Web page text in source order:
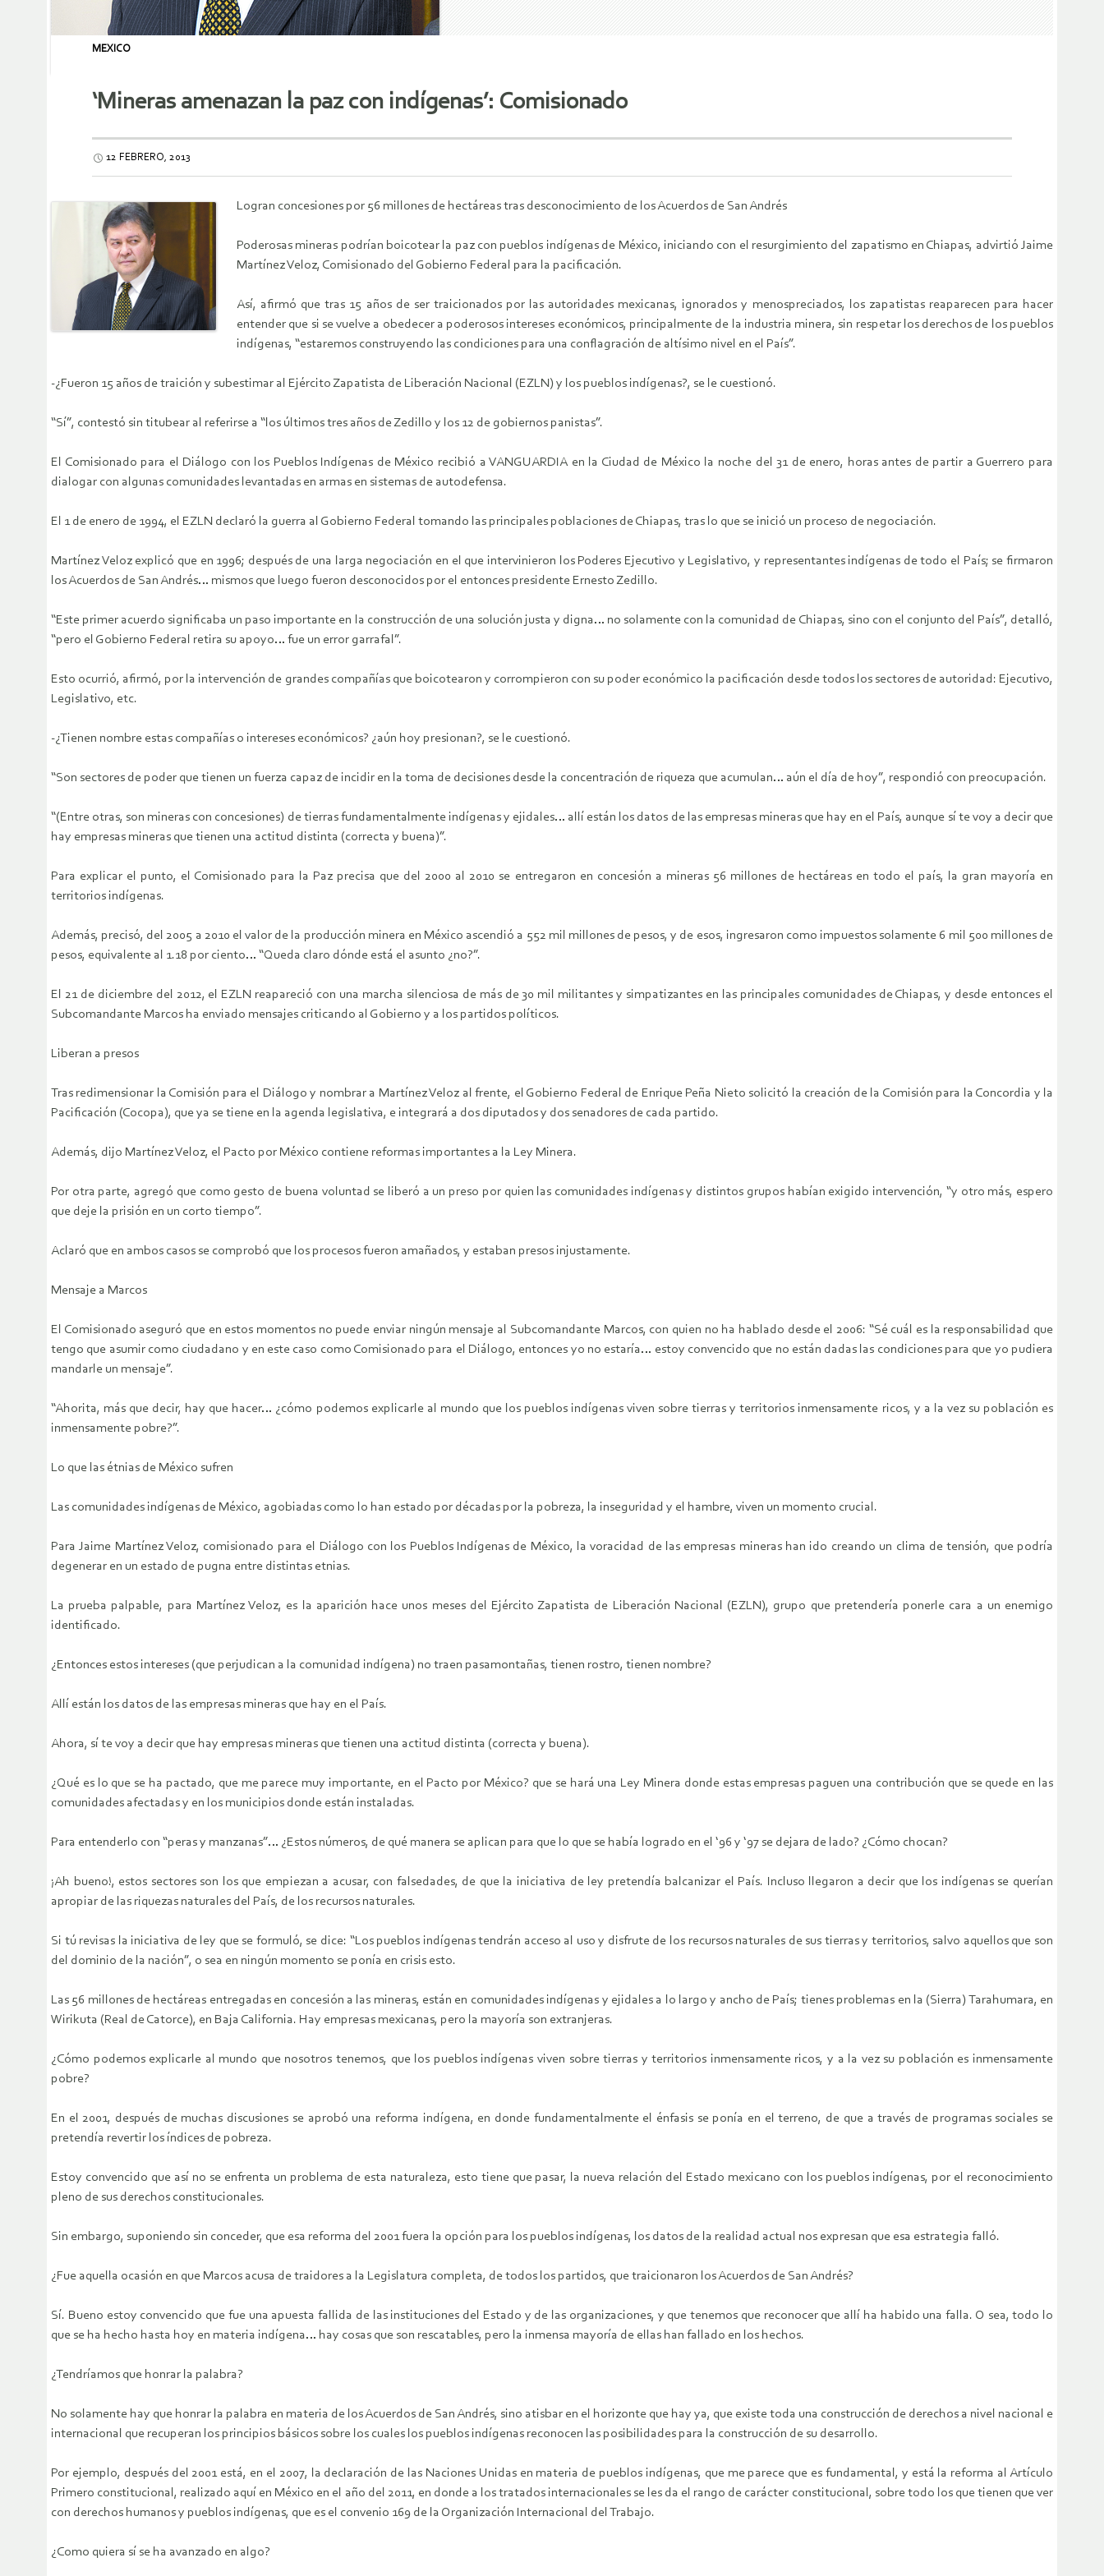
MEXICO
‘Mineras amenazan la paz con indígenas’: Comisionado
12 FEBRERO, 2013
Logran concesiones por 56 millones de hectáreas tras desconocimiento de los Acuerdos de San Andrés
Poderosas mineras podrían boicotear la paz con pueblos indígenas de México, iniciando con el resurgimiento del zapatismo en Chiapas, advirtió Jaime
Martínez Veloz, Comisionado del Gobierno Federal para la pacificación.
Así, afirmó que tras 15 años de ser traicionados por las autoridades mexicanas, ignorados y menospreciados, los zapatistas reaparecen para hacer
entender que si se vuelve a obedecer a poderosos intereses económicos, principalmente de la industria minera, sin respetar los derechos de los pueblos
indígenas, “estaremos construyendo las condiciones para una conflagración de altísimo nivel en el País”.
-¿Fueron 15 años de traición y subestimar al Ejército Zapatista de Liberación Nacional (EZLN) y los pueblos indígenas?, se le cuestionó.
“Sí”, contestó sin titubear al referirse a “los últimos tres años de Zedillo y los 12 de gobiernos panistas”.
El Comisionado para el Diálogo con los Pueblos Indígenas de México recibió a VANGUARDIA en la Ciudad de México la noche del 31 de enero, horas antes de partir a Guerrero para
dialogar con algunas comunidades levantadas en armas en sistemas de autodefensa.
El 1 de enero de 1994, el EZLN declaró la guerra al Gobierno Federal tomando las principales poblaciones de Chiapas, tras lo que se inició un proceso de negociación.
Martínez Veloz explicó que en 1996; después de una larga negociación en el que intervinieron los Poderes Ejecutivo y Legislativo, y representantes indígenas de todo el País; se firmaron
los Acuerdos de San Andrés… mismos que luego fueron desconocidos por el entonces presidente Ernesto Zedillo.
“Este primer acuerdo significaba un paso importante en la construcción de una solución justa y digna… no solamente con la comunidad de Chiapas, sino con el conjunto del País”, detalló,
“pero el Gobierno Federal retira su apoyo… fue un error garrafal”.
Esto ocurrió, afirmó, por la intervención de grandes compañías que boicotearon y corrompieron con su poder económico la pacificación desde todos los sectores de autoridad: Ejecutivo,
Legislativo, etc.
-¿Tienen nombre estas compañías o intereses económicos? ¿aún hoy presionan?, se le cuestionó.
“Son sectores de poder que tienen un fuerza capaz de incidir en la toma de decisiones desde la concentración de riqueza que acumulan… aún el día de hoy”, respondió con preocupación.
“(Entre otras, son mineras con concesiones) de tierras fundamentalmente indígenas y ejidales… allí están los datos de las empresas mineras que hay en el País, aunque sí te voy a decir que
hay empresas mineras que tienen una actitud distinta (correcta y buena)”.
Para explicar el punto, el Comisionado para la Paz precisa que del 2000 al 2010 se entregaron en concesión a mineras 56 millones de hectáreas en todo el país, la gran mayoría en
territorios indígenas.
Además, precisó, del 2005 a 2010 el valor de la producción minera en México ascendió a 552 mil millones de pesos, y de esos, ingresaron como impuestos solamente 6 mil 500 millones de
pesos, equivalente al 1.18 por ciento… “Queda claro dónde está el asunto ¿no?”.
El 21 de diciembre del 2012, el EZLN reapareció con una marcha silenciosa de más de 30 mil militantes y simpatizantes en las principales comunidades de Chiapas, y desde entonces el
Subcomandante Marcos ha enviado mensajes criticando al Gobierno y a los partidos políticos.
Liberan a presos
Tras redimensionar la Comisión para el Diálogo y nombrar a Martínez Veloz al frente, el Gobierno Federal de Enrique Peña Nieto solicitó la creación de la Comisión para la Concordia y la
Pacificación (Cocopa), que ya se tiene en la agenda legislativa, e integrará a dos diputados y dos senadores de cada partido.
Además, dijo Martínez Veloz, el Pacto por México contiene reformas importantes a la Ley Minera.
Por otra parte, agregó que como gesto de buena voluntad se liberó a un preso por quien las comunidades indígenas y distintos grupos habían exigido intervención, “y otro más, espero
que deje la prisión en un corto tiempo”.
Aclaró que en ambos casos se comprobó que los procesos fueron amañados, y estaban presos injustamente.
Mensaje a Marcos
El Comisionado aseguró que en estos momentos no puede enviar ningún mensaje al Subcomandante Marcos, con quien no ha hablado desde el 2006: “Sé cuál es la responsabilidad que
tengo que asumir como ciudadano y en este caso como Comisionado para el Diálogo, entonces yo no estaría… estoy convencido que no están dadas las condiciones para que yo pudiera
mandarle un mensaje”.
“Ahorita, más que decir, hay que hacer… ¿cómo podemos explicarle al mundo que los pueblos indígenas viven sobre tierras y territorios inmensamente ricos, y a la vez su población es
inmensamente pobre?”.
Lo que las étnias de México sufren
Las comunidades indígenas de México, agobiadas como lo han estado por décadas por la pobreza, la inseguridad y el hambre, viven un momento crucial.
Para Jaime Martínez Veloz, comisionado para el Diálogo con los Pueblos Indígenas de México, la voracidad de las empresas mineras han ido creando un clima de tensión, que podría
degenerar en un estado de pugna entre distintas etnias.
La prueba palpable, para Martínez Veloz, es la aparición hace unos meses del Ejército Zapatista de Liberación Nacional (EZLN), grupo que pretendería ponerle cara a un enemigo
identificado.
¿Entonces estos intereses (que perjudican a la comunidad indígena) no traen pasamontañas, tienen rostro, tienen nombre?
Allí están los datos de las empresas mineras que hay en el País.
Ahora, sí te voy a decir que hay empresas mineras que tienen una actitud distinta (correcta y buena).
¿Qué es lo que se ha pactado, que me parece muy importante, en el Pacto por México? que se hará una Ley Minera donde estas empresas paguen una contribución que se quede en las
comunidades afectadas y en los municipios donde están instaladas.
Para entenderlo con “peras y manzanas”… ¿Estos números, de qué manera se aplican para que lo que se había logrado en el ‘96 y ‘97 se dejara de lado? ¿Cómo chocan?
¡Ah bueno!, estos sectores son los que empiezan a acusar, con falsedades, de que la iniciativa de ley pretendía balcanizar el País. Incluso llegaron a decir que los indígenas se querían
apropiar de las riquezas naturales del País, de los recursos naturales.
Si tú revisas la iniciativa de ley que se formuló, se dice: “Los pueblos indígenas tendrán acceso al uso y disfrute de los recursos naturales de sus tierras y territorios, salvo aquellos que son
del dominio de la nación”, o sea en ningún momento se ponía en crisis esto.
Las 56 millones de hectáreas entregadas en concesión a las mineras, están en comunidades indígenas y ejidales a lo largo y ancho de País; tienes problemas en la (Sierra) Tarahumara, en
Wirikuta (Real de Catorce), en Baja California. Hay empresas mexicanas, pero la mayoría son extranjeras.
¿Cómo podemos explicarle al mundo que nosotros tenemos, que los pueblos indígenas viven sobre tierras y territorios inmensamente ricos, y a la vez su población es inmensamente
pobre?
En el 2001, después de muchas discusiones se aprobó una reforma indígena, en donde fundamentalmente el énfasis se ponía en el terreno, de que a través de programas sociales se
pretendía revertir los índices de pobreza.
Estoy convencido que así no se enfrenta un problema de esta naturaleza, esto tiene que pasar, la nueva relación del Estado mexicano con los pueblos indígenas, por el reconocimiento
pleno de sus derechos constitucionales.
Sin embargo, suponiendo sin conceder, que esa reforma del 2001 fuera la opción para los pueblos indígenas, los datos de la realidad actual nos expresan que esa estrategia falló.
¿Fue aquella ocasión en que Marcos acusa de traidores a la Legislatura completa, de todos los partidos, que traicionaron los Acuerdos de San Andrés?
Sí. Bueno estoy convencido que fue una apuesta fallida de las instituciones del Estado y de las organizaciones, y que tenemos que reconocer que allí ha habido una falla. O sea, todo lo
que se ha hecho hasta hoy en materia indígena… hay cosas que son rescatables, pero la inmensa mayoría de ellas han fallado en los hechos.
¿Tendríamos que honrar la palabra?
No solamente hay que honrar la palabra en materia de los Acuerdos de San Andrés, sino atisbar en el horizonte que hay ya, que existe toda una construcción de derechos a nivel nacional e
internacional que recuperan los principios básicos sobre los cuales los pueblos indígenas reconocen las posibilidades para la construcción de su desarrollo.
Por ejemplo, después del 2001 está, en el 2007, la declaración de las Naciones Unidas en materia de pueblos indígenas, que me parece que es fundamental, y está la reforma al Artículo
Primero constitucional, realizado aquí en México en el año del 2011, en donde a los tratados internacionales se les da el rango de carácter constitucional, sobre todo los que tienen que ver
con derechos humanos y pueblos indígenas, que es el convenio 169 de la Organización Internacional del Trabajo.
¿Como quiera sí se ha avanzado en algo?